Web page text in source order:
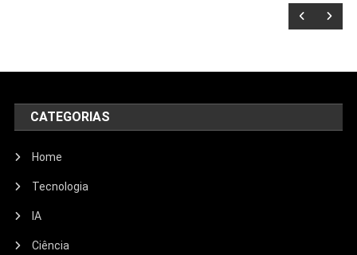
CATEGORIAS
Home
Tecnologia
IA
Ciência